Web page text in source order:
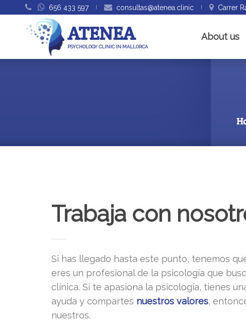
656 433 597 consultas@atenea.clinic Carrer
ATENEA
PSYCHOLOGY CLINIC IN MALLORCA
About us
Trabaja con
Si has llegado hasta este punto, tenemos
eres un profesional de la psicología que
clínica. Si te apasiona la psicología, tienes
ayuda y compartes nuestros valores,
nuestros.